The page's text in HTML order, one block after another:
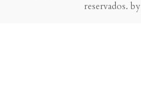
reservados. by